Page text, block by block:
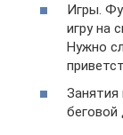
Игры.
игру на
Нужно
Занятия
беговой